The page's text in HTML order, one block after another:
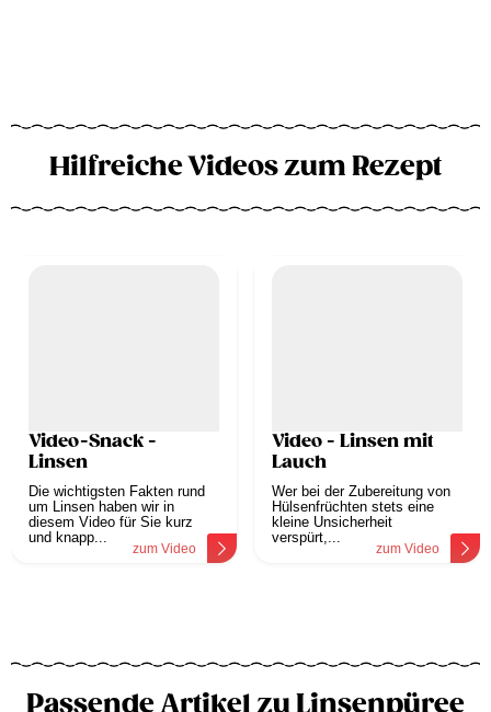
Hilfreiche Videos zum Rezept
Video-Snack -
Linsen
Die wichtigsten Fakten rund
um Linsen haben wir in
diesem Video für Sie kurz
und knapp...
zum Video
Video - Linsen mit
Lauch
Wer bei der Zubereitung von
Hülsenfrüchten stets eine
kleine Unsicherheit
verspürt,...
zum Video
Passende Artikel zu Linsenpüree